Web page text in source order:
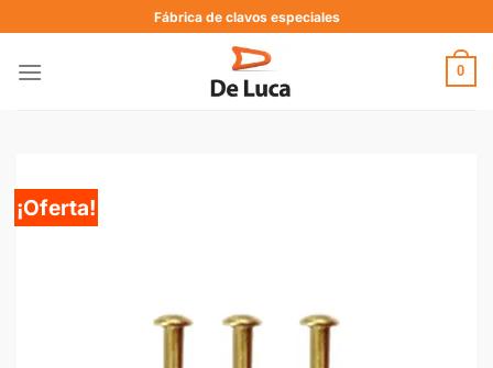
Fábrica de clavos especiales
0
¡Oferta!